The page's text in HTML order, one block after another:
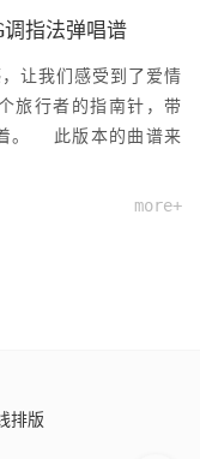
指法弹唱谱
让我们感受到了爱情
旅行者的指南针，带
。 此版本的曲谱来
more+
排版